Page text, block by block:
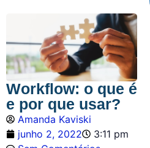
Workflow: o que é
e por que usar?
Amanda Kaviski
junho 2, 2022
3:11 pm